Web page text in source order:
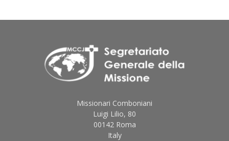
Missionari Comboniani
Luigi Lilio, 80
00142 Roma
Italy